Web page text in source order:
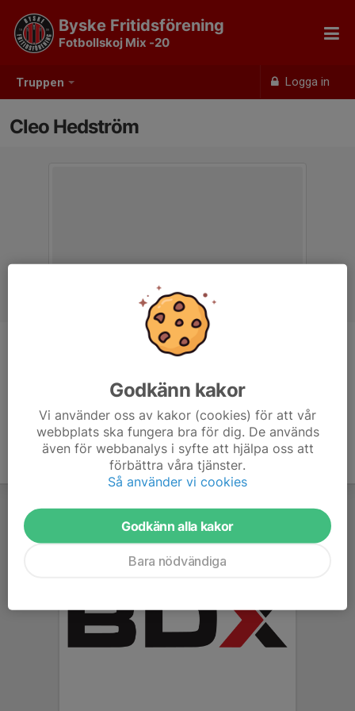
Truppen Logga in
Byske Fritidsförening
Fotbollskoj Mix -20
Cleo Hedström
Godkänn kakor
Vi använder oss av kakor (cookies) för att vår
webbplats ska fungera bra för dig. De används
även för webbanalys i syfte att hjälpa oss att
förbättra våra tjänster.
Så använder vi cookies
Godkänn alla kakor
Bara nödvändiga